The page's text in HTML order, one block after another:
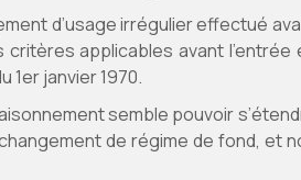
d’usage irrégulier effectué
applicables avant l’entrée
1er janvier 1970.
semble pouvoir
de régime de fond, et